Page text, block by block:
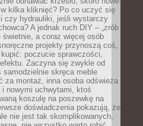
kilka kliknięć? Po co uczyć się
czy hydrauliki, jeśli wystarczy
A jednak ruch DIY – „zrób
świetnie, a coraz więcej osób
projekty przynoszą coś,
poczucie sprawczości,
Zaczyna się zwykle od
samodzielnie skręca meble
za montaż, inna osoba odświeża
nowymi uchwytami, ktoś
koszulę na poszewkę na
doświadczenia pokazują, że
nie jest tak skomplikowanych,